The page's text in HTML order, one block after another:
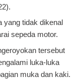
yang tidak dikenal
sepeda motor.
tersebut
luka-luka
muka dan kaki.